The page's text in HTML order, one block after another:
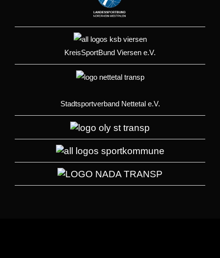
KreisSportBund Viersen e.V.
Stadtsportverband Nettetal e.V.